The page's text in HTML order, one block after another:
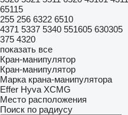
65115
255 256 6322 6510
4371 5337 5340 551605 630305
375 4320
показать все
Кран-манипулятор
Кран-манипулятор
Марка крана-манипулятора
Effer Hyva XCMG
Место расположения
Поиск по радиусу